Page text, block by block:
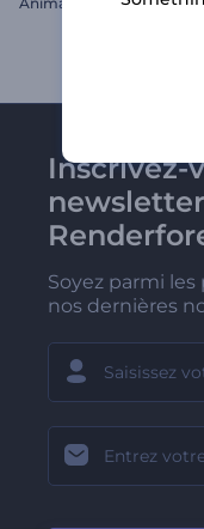
Inscrivez-
Soyez parmi
nos dernières